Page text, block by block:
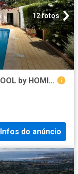
12 fotos
ALVOR TRADITIONAL VILLA WITH POOL by HOMING
Infos do anúncio